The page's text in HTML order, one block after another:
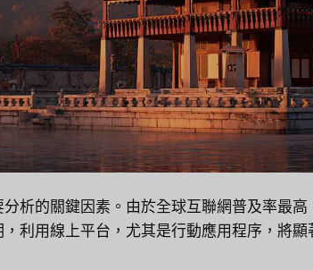
析的關鍵因素。由於全球互聯網普及率最高
利用線上平台，尤其是行動應用程序，將顯